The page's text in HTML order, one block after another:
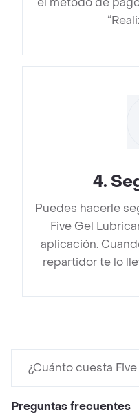
4.
Puedes hacerle
Five Gel
aplicación.
repartidor te lo
¿Cuánto cuesta
Preguntas frecuentes